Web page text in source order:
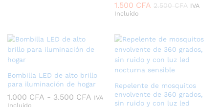
1.500 CFA 2.500CFA IVA
Incluido
Bombilla LED de alto brillo
para iluminación de hogar
1.000 CFA - 3.500 CFA Rango
IVA
Incluido
Repelente de mosquitos
envolvente de 360 grados,
sin ruido y con luz led